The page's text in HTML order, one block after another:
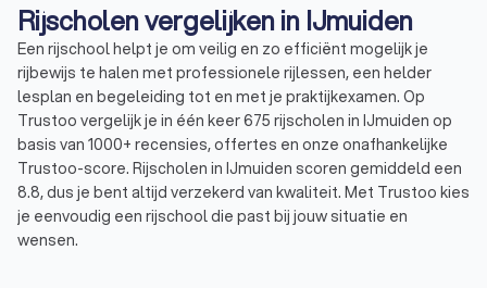
Rijscholen vergelijken in IJmuiden
Een rijschool helpt je om veilig en zo efficiënt mogelijk je
rijbewijs te halen met professionele rijlessen, een helder
lesplan en begeleiding tot en met je praktijkexamen. Op
Trustoo vergelijk je in één keer 675 rijscholen in IJmuiden op
basis van 1000+ recensies, offertes en onze onafhankelijke
Trustoo-score. Rijscholen in IJmuiden scoren gemiddeld een
8.8, dus je bent altijd verzekerd van kwaliteit. Met Trustoo kies
je eenvoudig een rijschool die past bij jouw situatie en
wensen.